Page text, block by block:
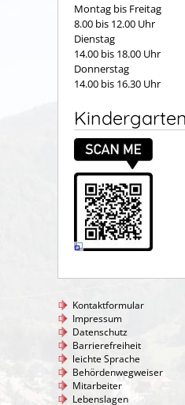
Montag bis Freitag
8.00 bis 12.00 Uhr
Dienstag
14.00 bis 18.00 Uhr
Donnerstag
14.00 bis 16.30 Uhr
Kontaktformular
Impressum
Datenschutz
Barrierefreiheit
leichte Sprache
Behördenwegweiser
Mitarbeiter
Lebenslagen